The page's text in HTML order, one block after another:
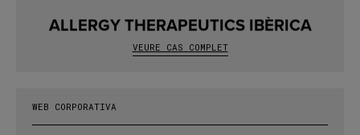
ALLERGY THERAPEUTICS IBÈRICA
VEURE CAS COMPLET
WEB CORPORATIVA